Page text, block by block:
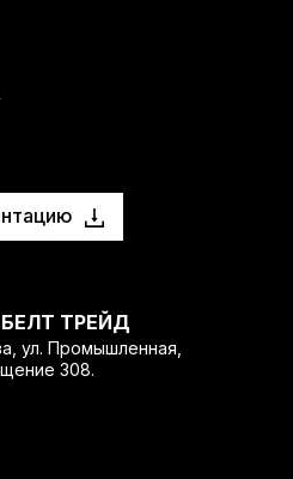
ул. Промышленная,
308.
ТРЕЙД